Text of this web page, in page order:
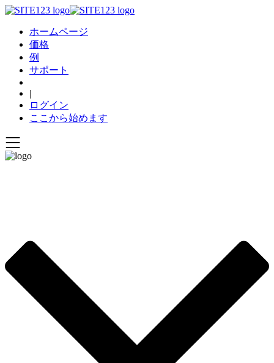
ホームページ
価格
例
サポート
|
ログイン
ここから始めます